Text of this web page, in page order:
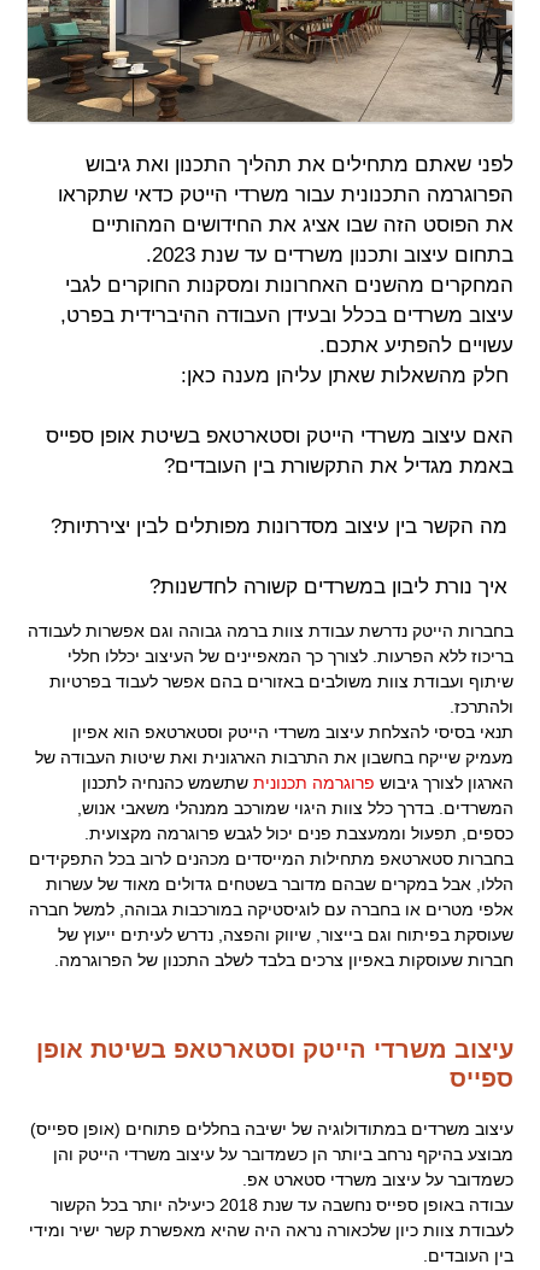
לפני שאתם מתחילים את תהליך התכנון ואת גיבוש
הפרוגרמה התכנונית עבור משרדי הייטק כדאי שתקראו
את הפוסט הזה שבו אציג את החידושים המהותיים
בתחום עיצוב ותכנון משרדים עד שנת 2023.
המחקרים מהשנים האחרונות ומסקנות החוקרים לגבי
עיצוב משרדים בכלל ובעידן העבודה ההיברידית בפרט,
עשויים להפתיע אתכם.
חלק מהשאלות שאתן עליהן מענה כאן:
האם עיצוב משרדי הייטק וסטארטאפ בשיטת אופן ספייס
באמת מגדיל את התקשורת בין העובדים?
מה הקשר בין עיצוב מסדרונות מפותלים לבין יצירתיות?
איך נורת ליבון במשרדים קשורה לחדשנות?
בחברות הייטק נדרשת עבודת צוות ברמה גבוהה וגם אפשרות לעבודה
בריכוז ללא הפרעות. לצורך כך המאפיינים של העיצוב יכללו חללי
שיתוף ועבודת צוות משולבים באזורים בהם אפשר לעבוד בפרטיות
ולהתרכז.
תנאי בסיסי להצלחת עיצוב משרדי הייטק וסטארטאפ הוא אפיון
מעמיק שייקח בחשבון את התרבות הארגונית ואת שיטות העבודה של
הארגון לצורך גיבוש פרוגרמה תכנונית שתשמש כהנחיה לתכנון
המשרדים. בדרך כלל צוות היגוי שמורכב ממנהלי משאבי אנוש,
כספים, תפעול וממעצבת פנים יכול לגבש פרוגרמה מקצועית.
בחברות סטארטאפ מתחילות המייסדים מכהנים לרוב בכל התפקידים
הללו, אבל במקרים שבהם מדובר בשטחים גדולים מאוד של עשרות
אלפי מטרים או בחברה עם לוגיסטיקה במורכבות גבוהה, למשל חברה
שעוסקת בפיתוח וגם בייצור, שיווק והפצה, נדרש לעיתים ייעוץ של
חברות שעוסקות באפיון צרכים בלבד לשלב התכנון של הפרוגרמה.
עיצוב משרדי הייטק וסטארטאפ בשיטת אופן
ספייס
עיצוב משרדים במתודולוגיה של ישיבה בחללים פתוחים (אופן ספייס)
מבוצע בהיקף נרחב ביותר הן כשמדובר על עיצוב משרדי הייטק והן
כשמדובר על עיצוב משרדי סטארט אפ.
עבודה באופן ספייס נחשבה עד שנת 2018 כיעילה יותר בכל הקשור
לעבודת צוות כיון שלכאורה נראה היה שהיא מאפשרת קשר ישיר ומידי
בין העובדים.